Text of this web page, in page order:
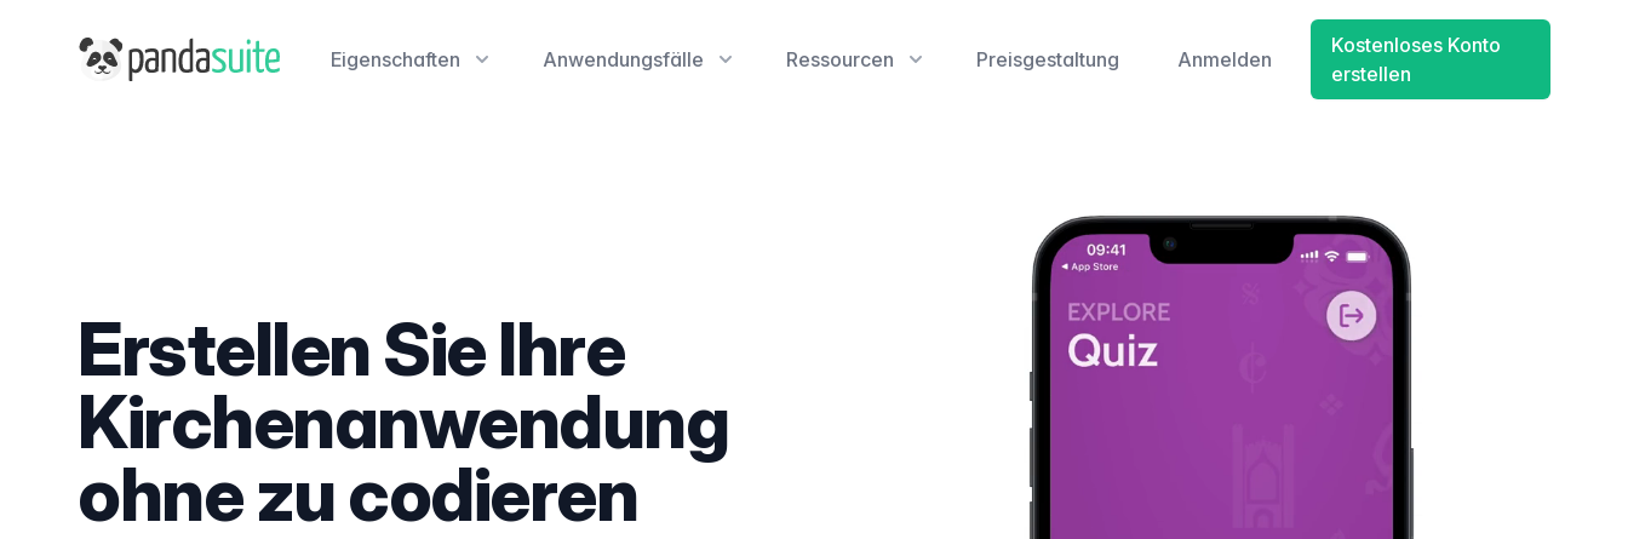
PandaSuite Eigenschaften Anwendungsfälle Ressourcen Preisgestaltung Anmelden
Kostenloses Konto
erstellen
Erstellen Sie Ihre
Kirchenanwendung
ohne zu codieren